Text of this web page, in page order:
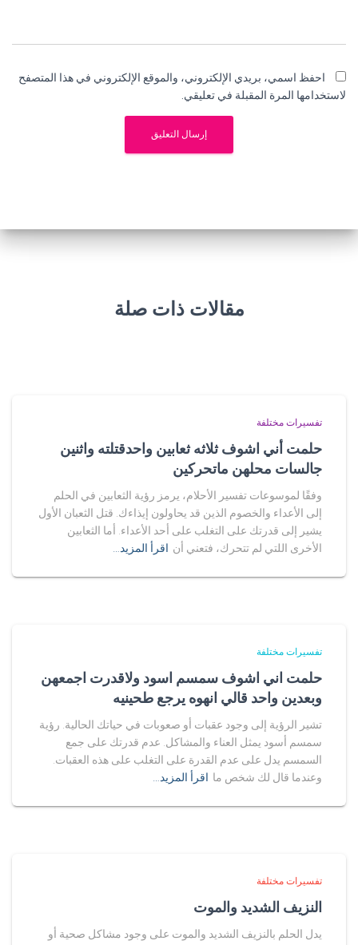
احفظ اسمي، بريدي الإلكتروني، والموقع الإلكتروني في هذا المتصفح
لاستخدامها المرة المقبلة في تعليقي.
مقالات ذات صلة
تفسيرات مختلفة
حلمت أني اشوف ثلاثه ثعابين واحدقتلته واثنين
جالسات محلهن ماتحركين
وفقًا لموسوعات تفسير الأحلام، يرمز رؤية الثعابين في الحلم
إلى الأعداء والخصوم الذين قد يحاولون إيذاءك. قتل الثعبان الأول
يشير إلى قدرتك على التغلب على أحد الأعداء. أما الثعابين
الأخرى اللتي لم تتحرك، فتعني أن اقرأ المزيد…
تفسيرات مختلفة
حلمت اني اشوف سمسم اسود ولاقدرت اجمعهن
وبعدين واحد قالي انهوه يرجع طحينيه
تشير الرؤية إلى وجود عقبات أو صعوبات في حياتك الحالية. رؤية
سمسم أسود يمثل العناء والمشاكل. عدم قدرتك على جمع
السمسم يدل على عدم القدرة على التغلب على هذه العقبات.
وعندما قال لك شخص ما اقرأ المزيد…
تفسيرات مختلفة
النزيف الشديد والموت
يدل الحلم بالنزيف الشديد والموت على وجود مشاكل صحية أو